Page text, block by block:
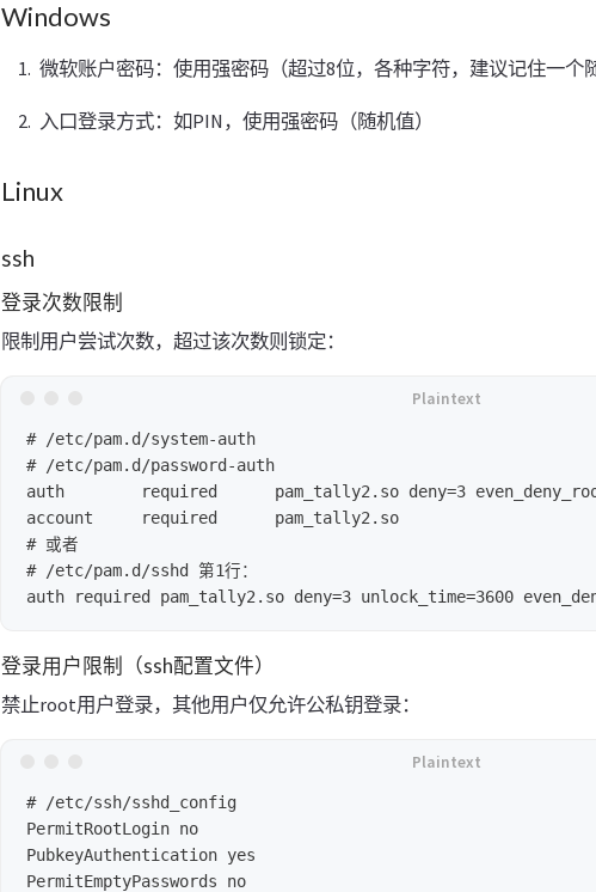
Windows
微软账户密码：使用强密码（超过8位，各种字符，建议记住一个
入口登录方式：如PIN，使用强密码（随机值）
Linux
ssh
登录次数限制
限制用户尝试次数，超过该次数则锁定：
# /etc/pam.d/system-auth
# /etc/pam.d/password-auth
auth        required      pam_tally2.so deny=3
account     required      pam_tally2.so
# 或者
# /etc/pam.d/sshd 第1行：
登录用户限制（ssh配置文件）
禁止root用户登录，其他用户仅允许公私钥登录：
# /etc/ssh/sshd_config
PermitRootLogin no
PubkeyAuthentication yes
PermitEmptyPasswords no